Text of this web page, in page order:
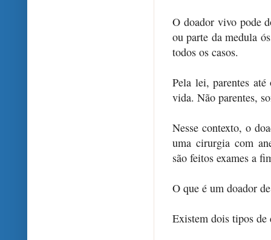
O doador vivo pode
ou parte da medula
todos os casos.
Pela lei, parentes
vida. Não parentes,
Nesse contexto, o
uma cirurgia com
são feitos exames a
O que é um doador
Existem dois tipos de